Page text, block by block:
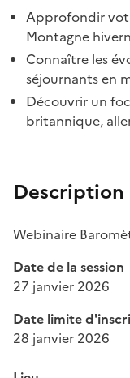
Approfondir
Montagne
Connaître les
séjournants en
Découvrir un
britannique,
Description
Webinaire
Date de la session
27 janvier 2026
Date limite
28 janvier 2026